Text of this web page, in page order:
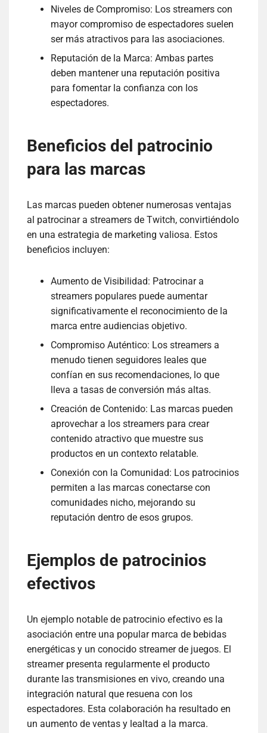
Niveles de Compromiso: Los streamers con
mayor compromiso de espectadores suelen
ser más atractivos para las asociaciones.
Reputación de la Marca: Ambas partes
deben mantener una reputación positiva
para fomentar la confianza con los
espectadores.
Beneficios del patrocinio
para las marcas
Las marcas pueden obtener numerosas ventajas
al patrocinar a streamers de Twitch, convirtiéndolo
en una estrategia de marketing valiosa. Estos
beneficios incluyen:
Aumento de Visibilidad: Patrocinar a
streamers populares puede aumentar
significativamente el reconocimiento de la
marca entre audiencias objetivo.
Compromiso Auténtico: Los streamers a
menudo tienen seguidores leales que
confían en sus recomendaciones, lo que
lleva a tasas de conversión más altas.
Creación de Contenido: Las marcas pueden
aprovechar a los streamers para crear
contenido atractivo que muestre sus
productos en un contexto relatable.
Conexión con la Comunidad: Los patrocinios
permiten a las marcas conectarse con
comunidades nicho, mejorando su
reputación dentro de esos grupos.
Ejemplos de patrocinios
efectivos
Un ejemplo notable de patrocinio efectivo es la
asociación entre una popular marca de bebidas
energéticas y un conocido streamer de juegos. El
streamer presenta regularmente el producto
durante las transmisiones en vivo, creando una
integración natural que resuena con los
espectadores. Esta colaboración ha resultado en
un aumento de ventas y lealtad a la marca.